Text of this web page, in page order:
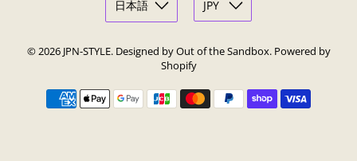
© 2026 JPN-STYLE. Designed by Out of the Sandbox. Powered by
Shopify